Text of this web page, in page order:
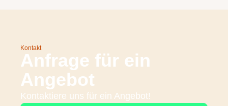
Kontakt
Anfrage für ein
Angebot
Kontaktiere uns für ein Angebot!